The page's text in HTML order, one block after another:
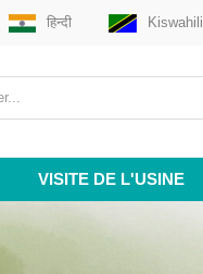
हिन्दी Kiswahili
VISITE DE L'USINE